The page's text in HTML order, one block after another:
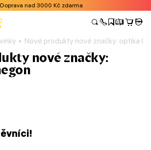
Doprava nad 3000 Kč zdarma
Nové produkty nové značky: optika
nové značky: